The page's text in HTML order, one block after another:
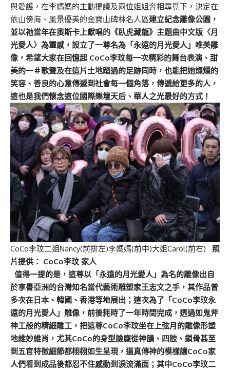
與愛護，在李媽媽的主動提議及兩位姐姐奔相尋覓下，決定在
依山傍海、風景優美的金寶山碑林名人區建立紀念雕像公園，
並以祂當年在奧斯卡上獻唱的《臥虎藏龍》主題曲中文版〈月
光愛人〉為靈感，設立了一尊名為「永遠的月光愛人」唯美雕
像，希望大家在回憶起 CoCo李玟每一次精彩的舞台表演、甜
美的一＃歌聲及在這片土地踏過的足跡同時，也能把她燦爛的
笑容、善良的心意傳遞到社會每一個角落，傳遞給更多的人，
這也是我們懷念這位國際樂壇天后、華人之光最好的方式！
CoCo李玟二姐Nancy(前排左)李媽媽(前中)大姐Carol(前右) 照
片提供： CoCo李玟 家人
值得一提的是，這尊以「永遠的月光愛人」為名的雕像出自
於享譽亞洲的台灣知名當代藝術雕塑家王志文之手，其作品曾
多次在日本、韓國、香港等地展出；這次為了「CoCo李玟永
遠的月光愛人」雕像，前後耗時了一年時間完成，透過如鬼斧
神工般的精細雕工，把這尊CoCo李玟坐在上弦月的雕像形塑
地維妙維肖，尤其CoCo的身型臉龐從神韻、四肢、鎖骨甚至
到五官特徵細節都栩栩如生呈現，逼真傳神的模樣讓CoCo家
人們看到成品後都忍不住感動到淚流滿面；其中CoCo李玟二